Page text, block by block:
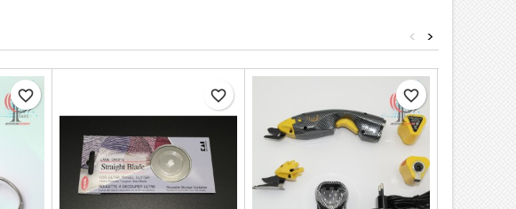
>
<
favorite_border favorite_border favorite_border